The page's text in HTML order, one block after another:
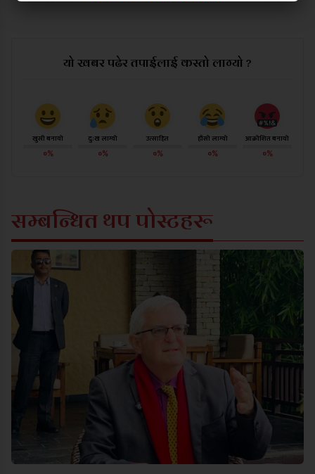
यो खबर पढेर तपाईलाई कस्तो लाग्यो ?
खुसी बनायो
०%
दु:ख लाग्यो
०%
उत्साहित
०%
हाँसो लाग्यो
०%
आक्रोशित बनायो
०%
सम्बन्धित थप पोस्टहरू